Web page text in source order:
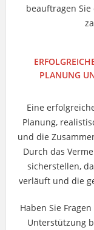
beauftragen
PLANUNG
Eine
Planung,
und die
Durch das
sicherstellen,
verläuft und die
Haben Sie
Unterstützung